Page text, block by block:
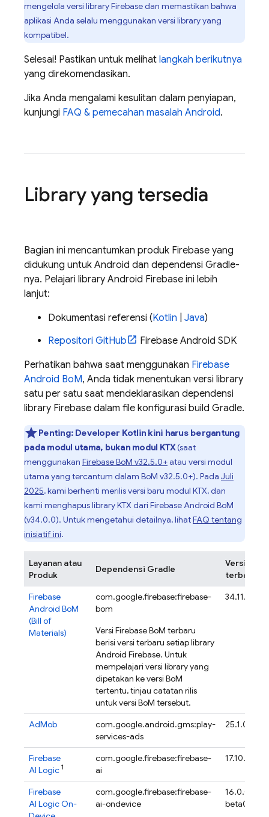
mengelola versi library Firebase dan memastikan bahwa
aplikasi Anda selalu menggunakan versi library yang
kompatibel.
Selesai! Pastikan untuk melihat langkah berikutnya
yang direkomendasikan.
Jika Anda mengalami kesulitan dalam penyiapan,
kunjungi FAQ & pemecahan masalah Android.
Library yang tersedia
Bagian ini mencantumkan produk Firebase yang
didukung untuk Android dan dependensi Gradle-
nya. Pelajari library Android Firebase ini lebih
lanjut:
Dokumentasi referensi (Kotlin Java)
Repositori GitHub
Firebase Android SDK
Perhatikan bahwa saat menggunakan Firebase
Android BoM, Anda tidak menentukan versi library
satu per satu saat mendeklarasikan dependensi
library Firebase dalam file konfigurasi build Gradle.
Penting: Developer Kotlin kini harus bergantung
pada modul utama, bukan modul KTX(saat
menggunakan Firebase BoM v32.5.0+atau versi modul
utama yang tercantum dalam BoM v32.5.0+). Pada Juli
2025, kami berhenti merilis versi baru modul KTX, dan
kami menghapus library KTX dari Firebase Android BoM
(v34.0.0). Untuk mengetahui detailnya, lihatFAQ tentang
inisiatif ini.
Layanan atau
Produk
Dependensi Gradle
Versi
terbaru
Firebase
Android BoM
(Bill of
Materials)
com.google.firebase:firebase-
bom
Versi Firebase BoM terbaru
berisi versi terbaru setiap library
Android Firebase. Untuk
mempelajari versi library yang
dipetakan ke versi BoM
tertentu, tinjau catatan rilis
untuk versi BoM tersebut.
34.11.0
AdMob
com.google.android.gms:play-
services-ads
25.1.0
Firebase
AI Logic 1
com.google.firebase:firebase-
ai
17.10.1
Firebase
AI Logic On-
com.google.firebase:firebase-
ai-ondevice
16.0.0-
beta01